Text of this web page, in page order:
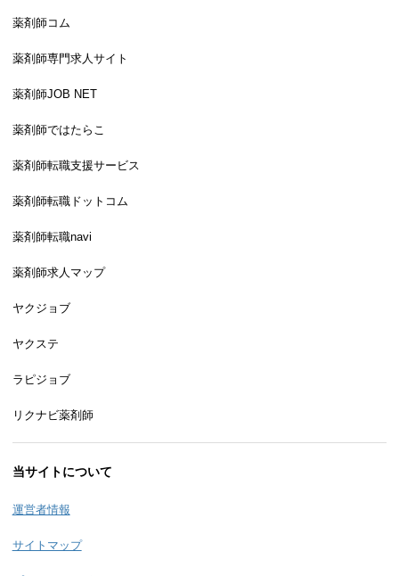
薬剤師コム
薬剤師専門求人サイト
薬剤師JOB NET
薬剤師ではたらこ
薬剤師転職支援サービス
薬剤師転職ドットコム
薬剤師転職navi
薬剤師求人マップ
ヤクジョブ
ヤクステ
ラピジョブ
リクナビ薬剤師
当サイトについて
運営者情報
サイトマップ